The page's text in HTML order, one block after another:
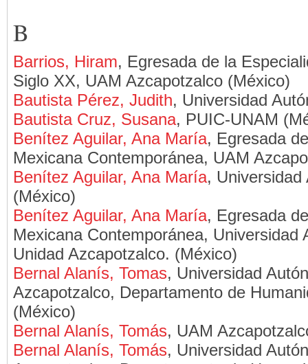
B
Barrios, Hiram, Egresada de la
Siglo XX, UAM Azcapotzalco (México)
Bautista Pérez, Judith, Universidad
Bautista Cruz, Susana, PUIC-UNAM
Benítez Aguilar, Ana María, Egresada
Mexicana Contemporánea, UAM
Benítez Aguilar, Ana María, Universidad
(México)
Benítez Aguilar, Ana María, Egresada
Mexicana Contemporánea, Universidad
Unidad Azcapotzalco. (México)
Bernal Alanís, Tomas, Universidad
Azcapotzalco, Departamento de
(México)
Bernal Alanís, Tomás, UAM
Bernal Alanís, Tomás, Universidad